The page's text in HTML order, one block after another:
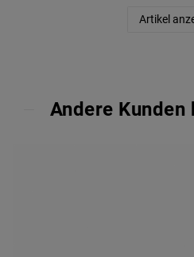
Artikel
Andere Kunden